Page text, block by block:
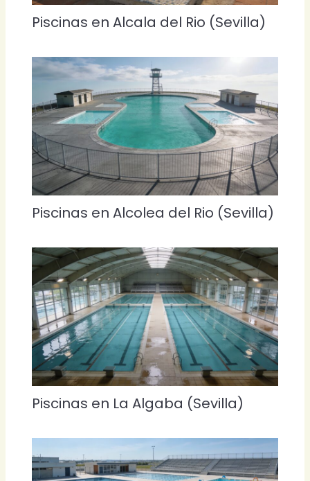
Piscinas en Alcala del Rio (Sevilla)
Piscinas en Alcolea del Rio (Sevilla)
Piscinas en La Algaba (Sevilla)